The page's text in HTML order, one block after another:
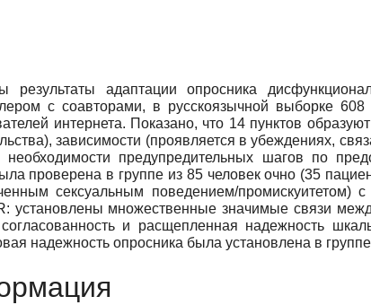
результаты адаптации опросника
с соавторами, в русскоязычной выборке
интернета. Показано, что 14 пунктов
зависимости (проявляется в убеждениях,
необходимости предупредительных шагов по
проверена в группе из 85 человек очно (35
сексуальным поведением/промискуитетом)
установлены множественные значимые связи
и расщепленная надежность
надежность опросника была установлена в